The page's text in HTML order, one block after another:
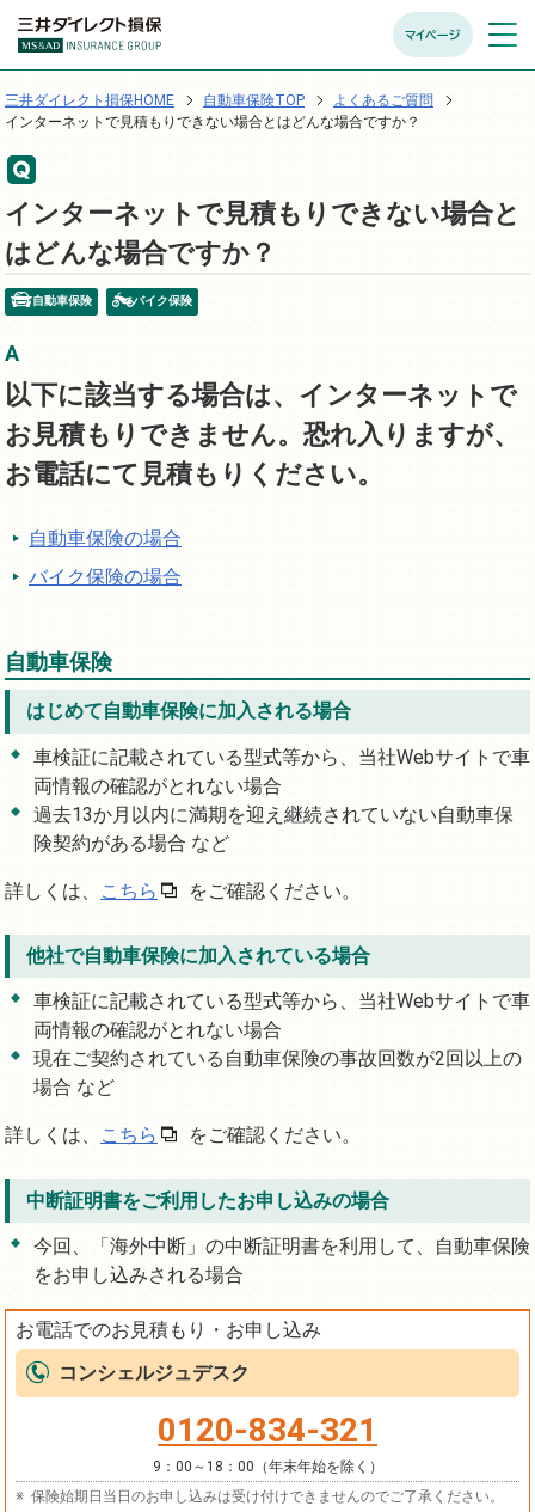
マイページ メニュ
開く
三井ダイレクト損保HOME 自動車保険TOP
よくあるご質問
インターネットで見積もりできない場合とはどんな場合ですか？
インターネットで見積もりできない場合と
はどんな場合ですか？
自動車保険 バイク保険
以下に該当する場合は、インターネットで
お見積もりできません。恐れ入りますが、
お電話にて見積もりください。
自動車保険の場合
バイク保険の場合
自動車保険
はじめて自動車保険に加入される場合
車検証に記載されている型式等から、当社Webサイトで車
両情報の確認がとれない場合
過去13か月以内に満期を迎え継続されていない自動車保
険契約がある場合 など
詳しくは、 こちら をご確認ください。
他社で自動車保険に加入されている場合
車検証に記載されている型式等から、当社Webサイトで車
両情報の確認がとれない場合
現在ご契約されている自動車保険の事故回数が2回以上の
場合 など
詳しくは、 こちら をご確認ください。
中断証明書をご利用したお申し込みの場合
今回、「海外中断」の中断証明書を利用して、自動車保険
をお申し込みされる場合
お電話でのお見積もり・お申し込み
コンシェルジュデスク
0120-834-321
9：00～18：00（年末年始を除く）
保険始期日当日のお申し込みは受け付けできませんのでご了承ください。